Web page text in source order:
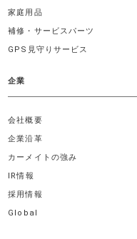
家庭用品
補修・サービスパーツ
GPS見守りサービス
企業
会社概要
企業沿革
カーメイトの強み
IR情報
採用情報
Global